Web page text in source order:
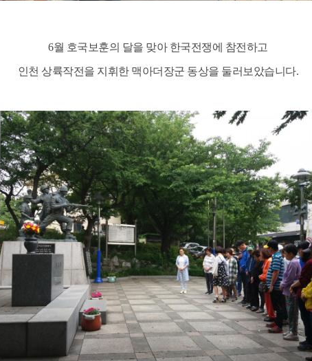
6월 호국보훈의 달을 맞아 한국전쟁에 참전하고
인천 상륙작전을 지휘한 맥아더장군 동상을 둘러보았습니다.